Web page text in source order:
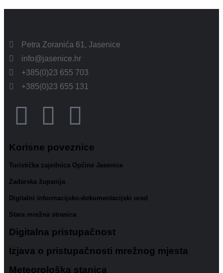
Petra Zoranića 61, Jasenice
info@jasenice.hr
+385(0)23 655 703
+385(0)23 655 131
Korisne poveznice
Turistička zajednica Općine Jasenice
Zadarska županija
Digitalni informacijsko-dokumentacijski ured
Stara mrežna stranica
Digitalna pristupačnost
Izjava o pristupačnosti mrežnog mjesta
Meteorološka stanica